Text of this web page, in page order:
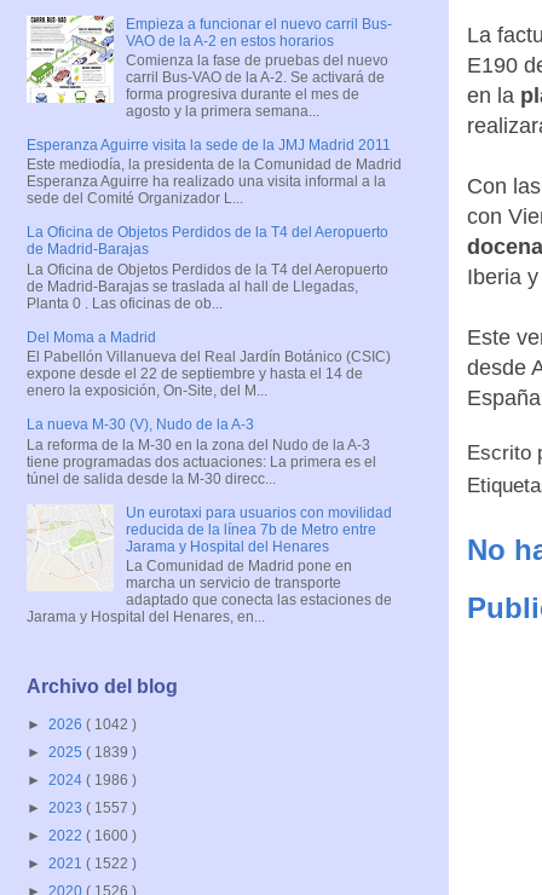
La
E190
en la
Con
con
Iberia
Este
desde
Escrito
No
Empieza a funcionar el nuevo carril Bus-
VAO de la A-2 en estos horarios
Comienza la fase de pruebas del nuevo
carril Bus-VAO de la A-2. Se activará de
forma progresiva durante el mes de
agosto y la primera semana...
Esperanza Aguirre visita la sede de la JMJ Madrid 2011
Este mediodía, la presidenta de la Comunidad de Madrid
Esperanza Aguirre ha realizado una visita informal a la
sede del Comité Organizador L...
La Oficina de Objetos Perdidos de la T4 del Aeropuerto
de Madrid-Barajas
La Oficina de Objetos Perdidos de la T4 del Aeropuerto
de Madrid-Barajas se traslada al hall de Llegadas,
Planta 0 . Las oficinas de ob...
Del Moma a Madrid
El Pabellón Villanueva del Real Jardín Botánico (CSIC)
expone desde el 22 de septiembre y hasta el 14 de
enero la exposición, On-Site, del M...
La nueva M-30 (V), Nudo de la A-3
La reforma de la M-30 en la zona del Nudo de la A-3
tiene programadas dos actuaciones: La primera es el
túnel de salida desde la M-30 direcc...
Un eurotaxi para usuarios con movilidad
reducida de la línea 7b de Metro entre
Jarama y Hospital del Henares
La Comunidad de Madrid pone en
marcha un servicio de transporte
adaptado que conecta las estaciones de
Jarama y Hospital del Henares, en...
Archivo del blog
► 2026 ( 1042 )
► 2025 ( 1839 )
► 2024 ( 1986 )
► 2023 ( 1557 )
► 2022 ( 1600 )
► 2021 ( 1522 )